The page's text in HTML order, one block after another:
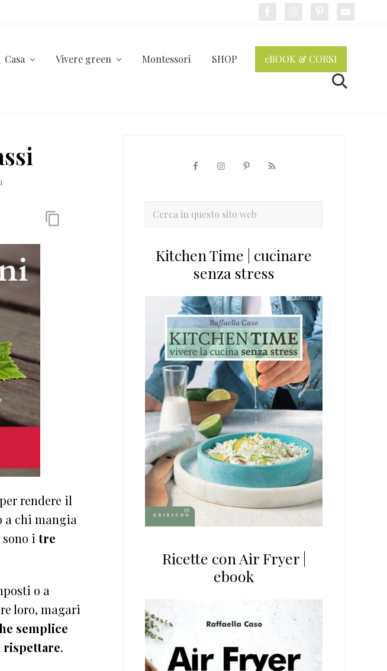
Casa Vivere green Montessori SHOP eBOOK & CORSI
Cerca
rendere il
a chi mangia
sono i tre
o a
loro, magari
semplice
rispettare.
primaria
Cerca
sitoKitchen Time | cucinare
senza stress
Ricette con Air Fryer |
ebook